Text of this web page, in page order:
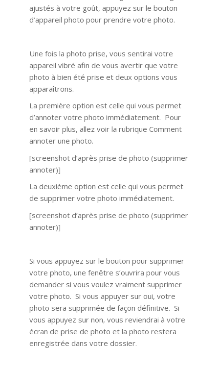
ajustés à votre goût, appuyez sur le bouton
d’appareil photo pour prendre votre photo.
Une fois la photo prise, vous sentirai votre
appareil vibré afin de vous avertir que votre
photo à bien été prise et deux options vous
apparaîtrons.
La première option est celle qui vous permet
d’annoter votre photo immédiatement. Pour
en savoir plus, allez voir la rubrique Comment
annoter une photo.
[screenshot d’après prise de photo (supprimer
annoter)]
La deuxième option est celle qui vous permet
de supprimer votre photo immédiatement.
[screenshot d’après prise de photo (supprimer
annoter)]
Si vous appuyez sur le bouton pour supprimer
votre photo, une fenêtre s’ouvrira pour vous
demander si vous voulez vraiment supprimer
votre photo. Si vous appuyer sur oui, votre
photo sera supprimée de façon définitive. Si
vous appuyez sur non, vous reviendrai à votre
écran de prise de photo et la photo restera
enregistrée dans votre dossier.